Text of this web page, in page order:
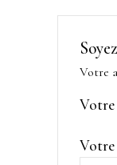
Votre
Votre